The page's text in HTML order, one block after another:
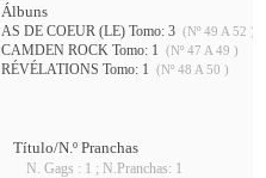
Álbuns
AS DE COEUR (LE) Tomo: 3 (Nº 49 A 52 )
CAMDEN ROCK Tomo: 1 (Nº 47 A 49 )
RÉVÉLATIONS Tomo: 1 (Nº 48 A 50 )
Título/N.º Pranchas
N. Gags : 1 ; N.Pranchas: 1